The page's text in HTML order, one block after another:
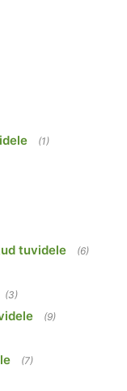
(1)
tuvidele (6)
(3)
(9)
(7)